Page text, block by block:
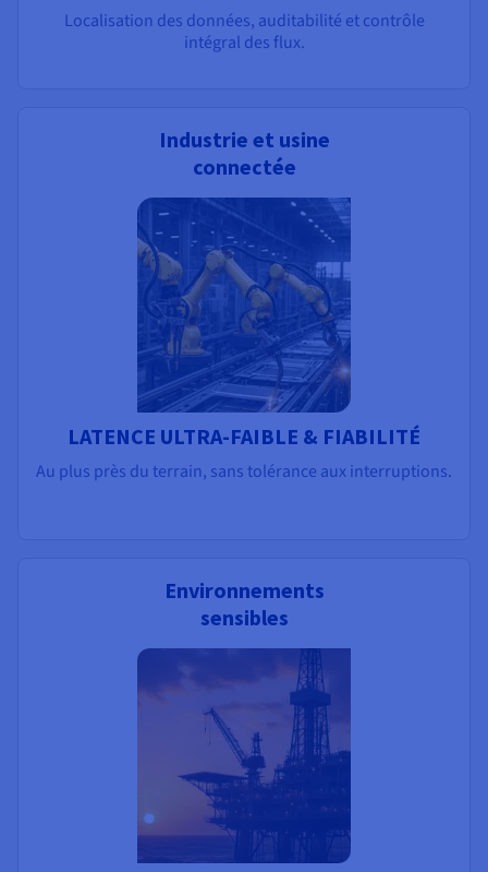
Localisation des données, auditabilité et contrôle
intégral des flux.
Industrie et usine
connectée
LATENCE ULTRA-FAIBLE & FIABILITÉ
Au plus près du terrain, sans tolérance aux interruptions.
Environnements
sensibles